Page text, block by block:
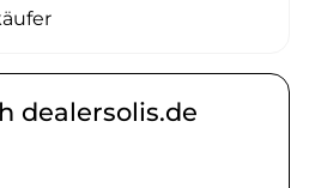
dealersolis.de